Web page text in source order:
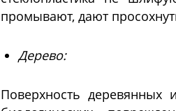
промывают, дают
Дерево:
Поверхность деревянных